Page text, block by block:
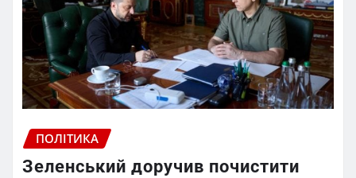
ПОЛІТИКА
Зеленський доручив почистити